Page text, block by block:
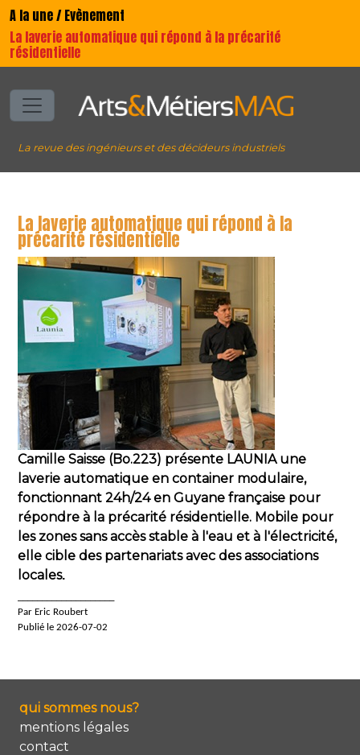
A la une / Evènement
La laverie automatique qui répond à la précarité
résidentielle
La revue des ingénieurs et des décideurs industriels
La laverie automatique qui répond à la
précarité résidentielle
Camille Saisse (Bo.223) présente LAUNIA une
laverie automatique en container modulaire,
fonctionnant 24h/24 en Guyane française pour
répondre à la précarité résidentielle. Mobile pour
les zones sans accès stable à l'eau et à l'électricité,
elle cible des partenariats avec des associations
locales.
Par Eric Roubert
Publié le 2026-07-02
qui sommes nous?
mentions légales
contact